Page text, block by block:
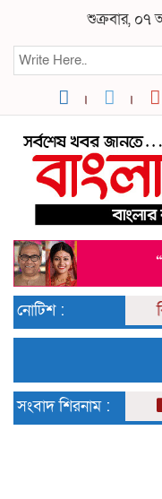
শুক্রবার, ০৭
নোটিশ :
সংবাদ শিরনাম :